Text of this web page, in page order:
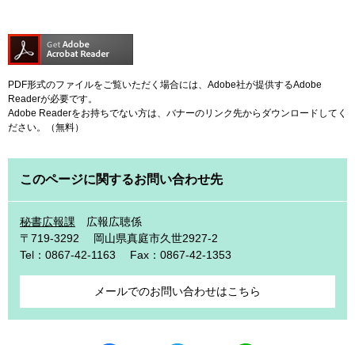
PDF形式のファイルをご覧いただく場合には、Adobe社が提供するAdobe
Readerが必要です。
Adobe Readerをお持ちでない方は、バナーのリンク先からダウンロードしてく
ださい。（無料）
このページに関するお問い合わせ先
秘書広報課
広報広聴係
〒719-3292
岡山県真庭市久世2927-2
Tel：0867-42-1163
Fax：0867-42-1353
メールでのお問い合わせはこちら